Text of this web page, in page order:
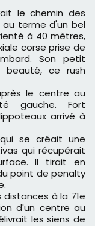
le chemin des
au terme d'un bel
à 40 mètres,
corse prise de
Son petit
beauté, ce rush
le centre au
gauche. Fort
arrivé à
se créait une
qui récupérait
Il tirait en
point de penalty
à la 71e
d'un centre au
les siens de